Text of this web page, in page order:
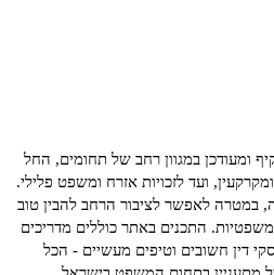
ומעודכן במגוון רחב של תחומים, החל
ועד לזכויות אזרח ומשפט פלילי.
במטרה לאפשר לציבור הרחב להבין טוב
התכנים באתר כוללים מדריכים
דין חשובים וטיפים מעשיים - הכל